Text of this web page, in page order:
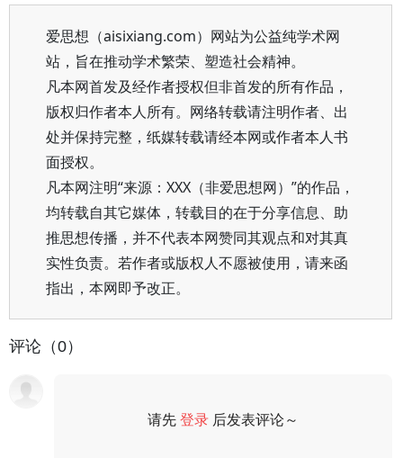
爱思想（aisixiang.com）网站为公益纯学术网
站，旨在推动学术繁荣、塑造社会精神。
凡本网首发及经作者授权但非首发的所有作品，
版权归作者本人所有。网络转载请注明作者、出
处并保持完整，纸媒转载请经本网或作者本人书
面授权。
凡本网注明“来源：XXX（非爱思想网）”的作品，
均转载自其它媒体，转载目的在于分享信息、助
推思想传播，并不代表本网赞同其观点和对其真
实性负责。若作者或版权人不愿被使用，请来函
指出，本网即予改正。
评论（0）
请先登录 后发表评论～